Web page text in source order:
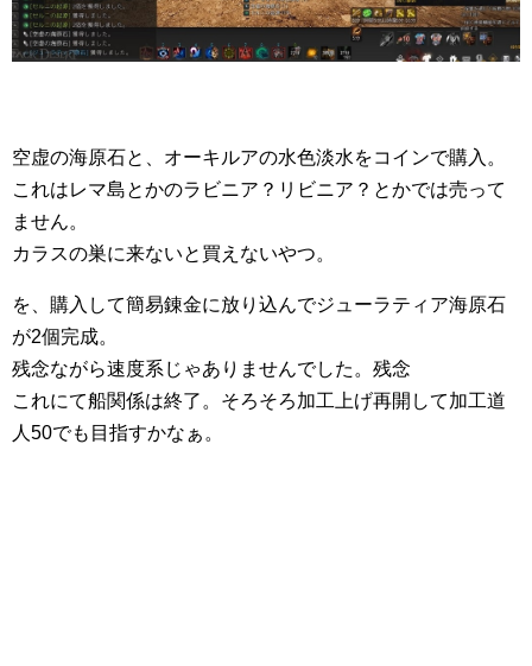
空虚の海原石と、オーキルアの水色淡水をコインで購入。
これはレマ島とかのラビニア？リビニア？とかでは売って
ません。
カラスの巣に来ないと買えないやつ。
を、購入して簡易錬金に放り込んでジューラティア海原石
が2個完成。
残念ながら速度系じゃありませんでした。残念
これにて船関係は終了。そろそろ加工上げ再開して加工道
人50でも目指すかなぁ。